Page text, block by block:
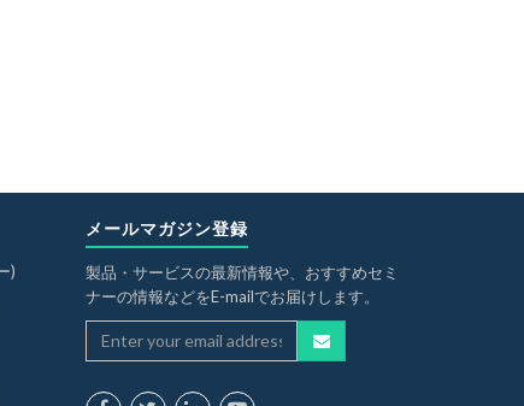
)
メールマガジン登録
製品・サービスの最新情報や、おすすめセミ
ナーの情報などをE-mailでお届けします。